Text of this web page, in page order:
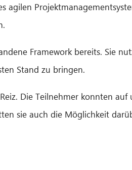
agilen
Framework bereits. Sie
Stand zu bringen.
Die Teilnehmer konnten
sie auch die Möglichkeit